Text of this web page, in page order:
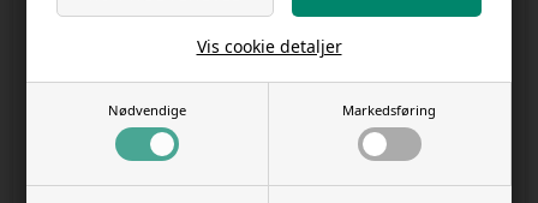
Nødvendige Markedsføring
Vis cookie detaljer
FRAGT OG AFSENDELSE
FORTRYD DIT KØB